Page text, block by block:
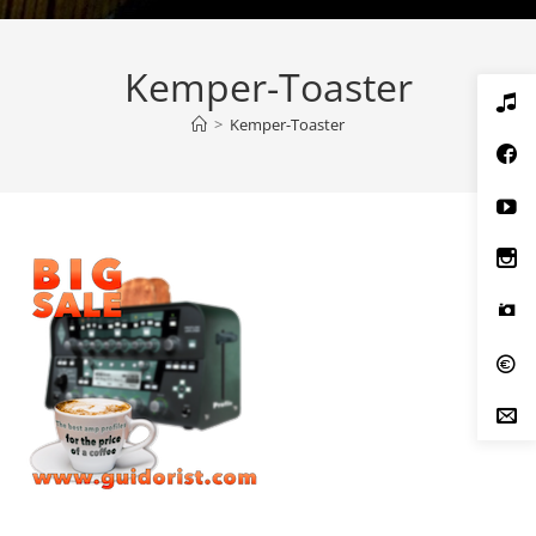
Kemper-Toaster
> Kemper-Toaster